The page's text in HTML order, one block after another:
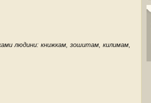
людини: книжкам, зошитам, килимам,